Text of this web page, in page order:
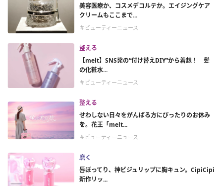
美容医療か、コスメデコルテか。エイジングケア
クリームもここまで...
＃ビューティーニュース
整える
【melt】SNS発の“付け替えDIY”から着想！ 髪
の化粧水...
＃ビューティーニュース
整える
せわしない日々をがんばる方にぴったりのお休み
を。花王「melt...
＃ビューティーニュース
磨く
唇ぽってり、神ビジュリップに胸キュン。CipiCipi
新作リッ...